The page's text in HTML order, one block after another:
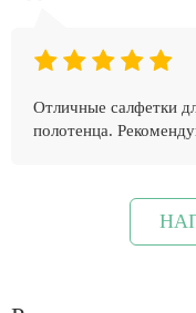
Отличные салфетки
полотенца.